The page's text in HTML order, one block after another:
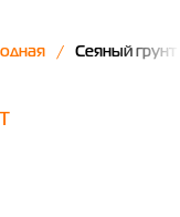
Сеяный грунт